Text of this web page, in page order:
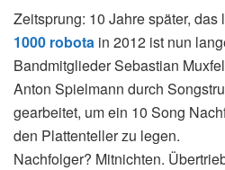
Zeitsprung: 10 Jahre später, das
1000 robota in 2012 ist nun
Bandmitglieder Sebastian
Anton Spielmann durch
gearbeitet, um ein 10 Song
den Plattenteller zu legen.
Nachfolger? Mitnichten.